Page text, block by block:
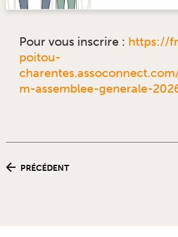
Pour vous inscrire : https://
poitou-
m-assemblee-generale-
PRÉCÉDENT